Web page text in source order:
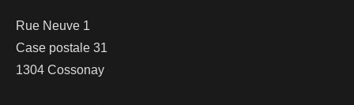
Rue Neuve 1
Case postale 31
1304 Cossonay